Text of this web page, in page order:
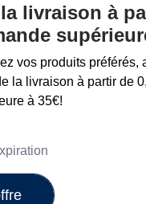
livraison à
vos produits préférés,
la livraison à partir de
à 35€!